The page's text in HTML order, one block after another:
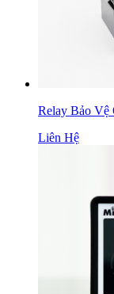
Relay Bảo
Liên Hệ